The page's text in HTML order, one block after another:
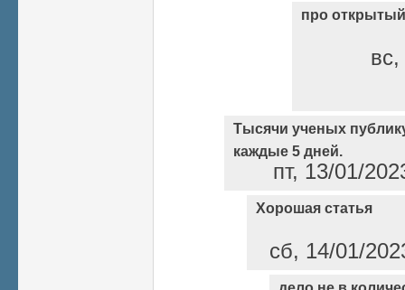
про
Тысячи ученых
каждые 5 дней.
пт, 13/01/
Хорошая статья
сб, 14/01/